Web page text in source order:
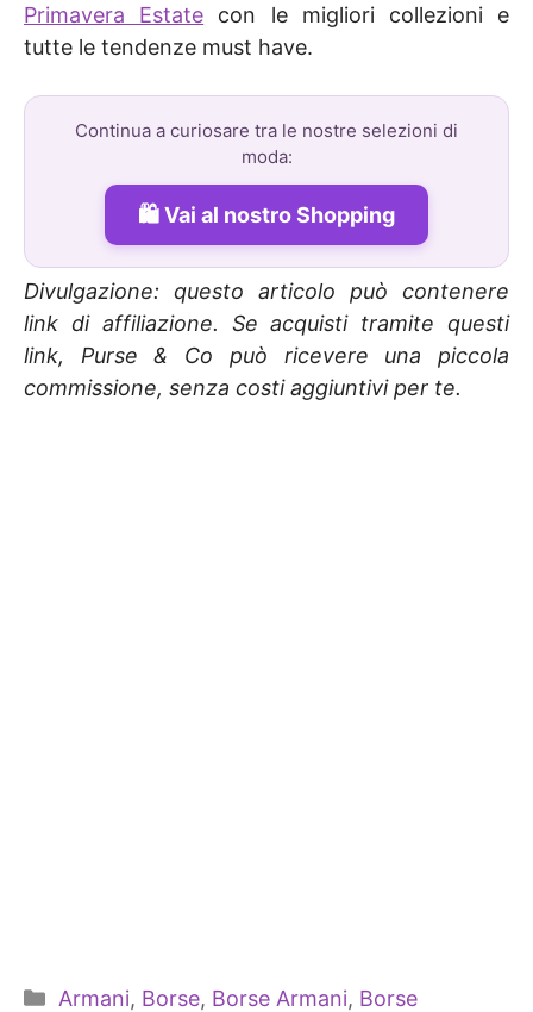
Primavera Estate con le migliori collezioni e
tutte le tendenze must have.
Continua a curiosare tra le nostre selezioni di
moda:
Vai al nostro Shopping
Divulgazione: questo articolo può contenere
link di affiliazione. Se acquisti tramite questi
link, Purse & Co può ricevere una piccola
commissione, senza costi aggiuntivi per te.
Categorie
Armani, Borse, Borse Armani, Borse